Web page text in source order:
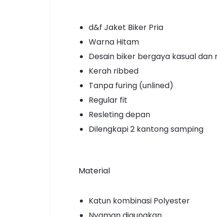
d&f Jaket Biker Pria
Warna Hitam
Desain biker bergaya kasual dan
Kerah ribbed
Tanpa furing (unlined)
Regular fit
Resleting depan
Dilengkapi 2 kantong samping
Material
Katun kombinasi Polyester